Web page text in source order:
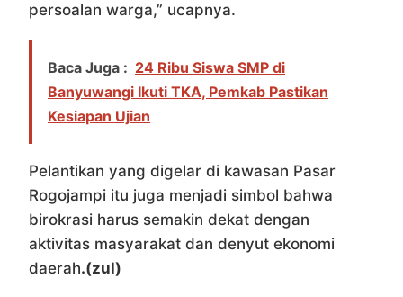
persoalan warga,” ucapnya.
Baca Juga : 24 Ribu Siswa SMP di
Banyuwangi Ikuti TKA, Pemkab Pastikan
Kesiapan Ujian
Pelantikan yang digelar di kawasan Pasar
Rogojampi itu juga menjadi simbol bahwa
birokrasi harus semakin dekat dengan
aktivitas masyarakat dan denyut ekonomi
daerah.(zul)